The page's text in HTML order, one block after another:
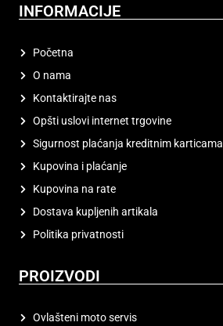
INFORMACIJE
Početna
O nama
Kontaktirajte nas
Opšti uslovi internet trgovine
Sigurnost plaćanja kreditnim karticama
Kupovina i plaćanje
Kupovina na rate
Dostava kupljenih artikala
Politika privatnosti
PROIZVODI
Ovlašteni moto servis